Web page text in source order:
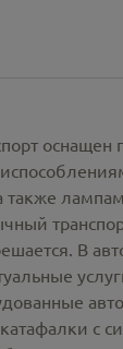
оснащен
также
В
с